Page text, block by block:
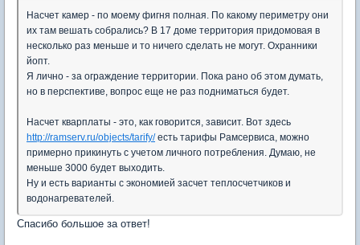
Насчет камер - по моему фигня полная. По какому периметру они
их там вешать собрались? В 17 доме территория придомовая в
несколько раз меньше и то ничего сделать не могут. Охранники
йопт.
Я лично - за ограждение территории. Пока рано об этом думать,
но в перспективе, вопрос еще не раз подниматься будет.
Насчет кварплаты - это, как говорится, зависит. Вот здесь
http://ramserv.ru/objects/tarify/есть тарифы Рамсервиса, можно
примерно прикинуть с учетом личного потребления. Думаю, не
меньше 3000 будет выходить.
Ну и есть варианты с экономией засчет теплосчетчиков и
водонагревателей.
Спасибо большое за ответ!